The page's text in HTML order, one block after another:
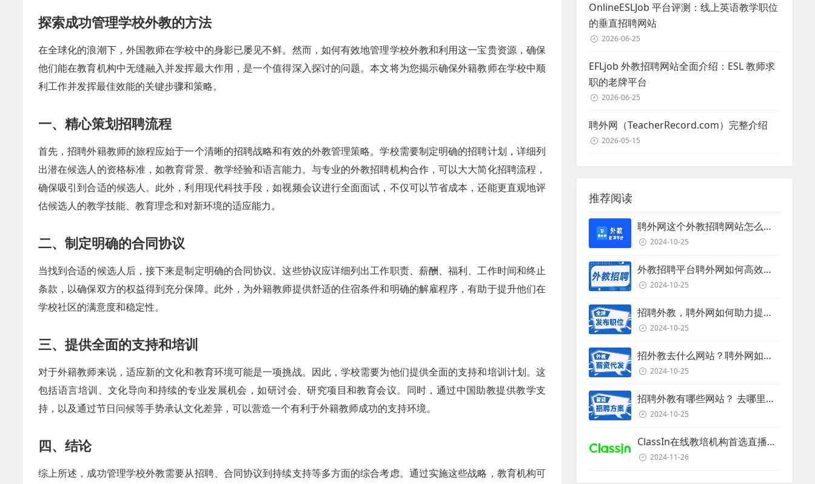
探索成功管理学校外教的方法
在全球化的浪潮下，外国教师在学校中的身影已屡见不鲜。然而，如何有效地管理学校外教和利用这一宝贵资源，确保
他们能在教育机构中无缝融入并发挥最大作用，是一个值得深入探讨的问题。本文将为您揭示确保外籍教师在学校中顺
利工作并发挥最佳效能的关键步骤和策略。
一、精心策划招聘流程
首先，招聘外籍教师的旅程应始于一个清晰的招聘战略和有效的外教管理策略。学校需要制定明确的招聘计划，详细列
出潜在候选人的资格标准，如教育背景、教学经验和语言能力。与专业的外教招聘机构合作，可以大大简化招聘流程，
确保吸引到合适的候选人。此外，利用现代科技手段，如视频会议进行全面面试，不仅可以节省成本，还能更直观地评
估候选人的教学技能、教育理念和对新环境的适应能力。
二、制定明确的合同协议
当找到合适的候选人后，接下来是制定明确的合同协议。这些协议应详细列出工作职责、薪酬、福利、工作时间和终止
条款，以确保双方的权益得到充分保障。此外，为外籍教师提供舒适的住宿条件和明确的解雇程序，有助于提升他们在
学校社区的满意度和稳定性。
三、提供全面的支持和培训
对于外籍教师来说，适应新的文化和教育环境可能是一项挑战。因此，学校需要为他们提供全面的支持和培训计划。这
包括语言培训、文化导向和持续的专业发展机会，如研讨会、研究项目和教育会议。同时，通过中国助教提供教学支
持，以及通过节日问候等手势承认文化差异，可以营造一个有利于外籍教师成功的支持环境。
四、结论
综上所述，成功管理学校外教需要从招聘、合同协议到持续支持等多方面的综合考虑。通过实施这些战略，教育机构可
OnlineESLJob 平台评测：线上英语教学职位
的垂直招聘网站
2026-06-25
EFLjob 外教招聘网站全面介绍：ESL 教师求
职的老牌平台
2026-06-25
聘外网（TeacherRecord.com）完整介绍
2026-05-15
推荐阅读
聘外网这个外教招聘网站怎么样？
2024-10-25
外教招聘平台聘外网如何高效招聘外教？
2024-10-25
招聘外教，聘外网如何助力提升招聘效率？
2024-10-25
招外教去什么网站？聘外网如何助力企业外教招聘
2024-10-25
招聘外教有哪些网站？ 去哪里招聘外教？
2024-10-25
ClassIn在线教培机构首选直播课堂服务商
2024-11-26